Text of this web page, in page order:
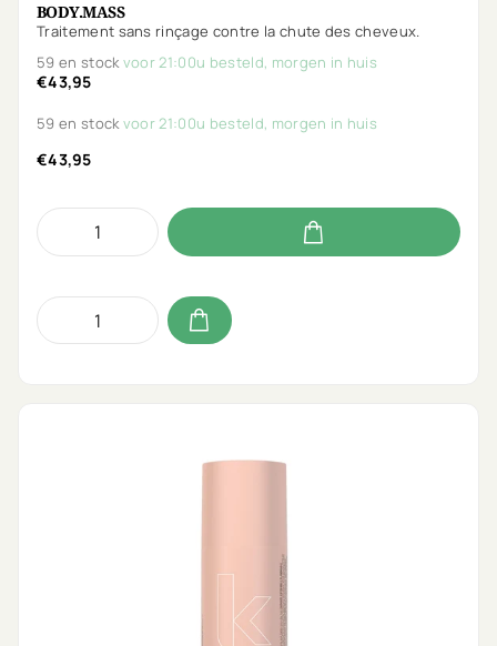
BODY.MASS
Traitement sans rinçage contre la chute des cheveux.
59 en stockvoor 21:00u besteld, morgen in huis
€43,95
59 en stockvoor 21:00u besteld, morgen in huis
€43,95